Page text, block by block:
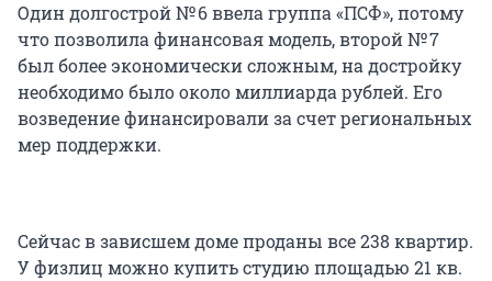
Один долгострой № 6 ввела группа «ПСФ», потому
что позволила финансовая модель, второй № 7
был более экономически сложным, на достройку
необходимо было около миллиарда рублей. Его
возведение финансировали за счет региональных
мер поддержки.
Сейчас в зависшем доме проданы все 238 квартир.
У физлиц можно купить студию площадью 21 кв.